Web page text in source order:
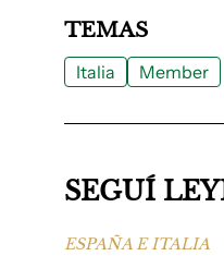
TEMAS
Italia Member
SEGUÍ
ESPAÑA E ITALIA